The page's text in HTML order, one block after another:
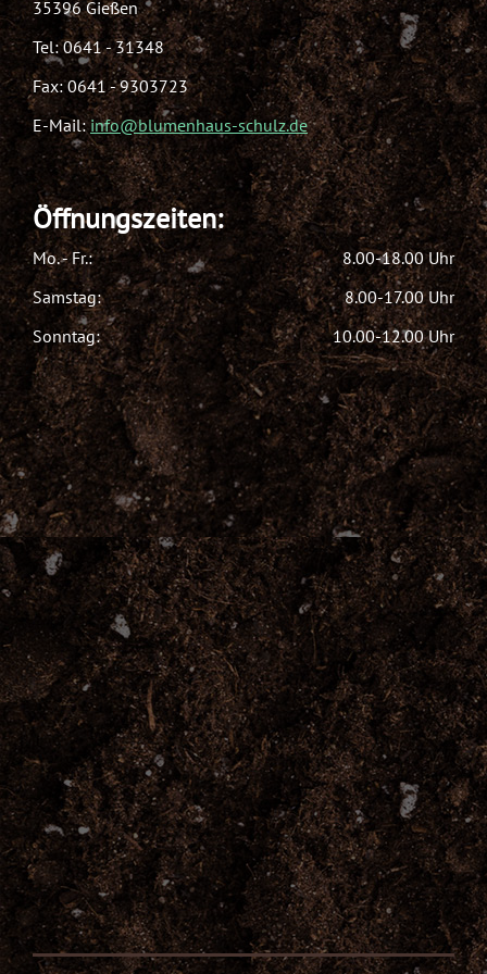
35396 Gießen
Tel:0641 - 31348
Fax: 0641 - 9303723
E-Mail:info@blumenhaus-schulz.de
Öffnungszeiten:
Mo. - Fr.:
8.00-18.00 Uhr
Samstag:
8.00-17.00 Uhr
Sonntag:
10.00-12.00 Uhr